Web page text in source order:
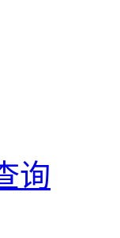
询